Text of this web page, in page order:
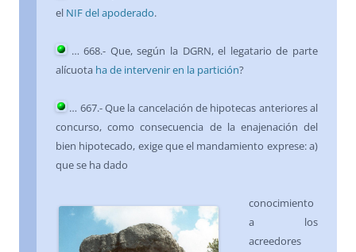
el NIF del apoderado.
…668.- Que, según la DGRN, el legatario de parte
alícuota ha de intervenir en la partición?
… 667.- Que la cancelación de hipotecas anteriores al
concurso, como consecuencia de la enajenación del
bien hipotecado, exige que el mandamiento exprese: a)
que se ha dado
conocimiento
a los
acreedores